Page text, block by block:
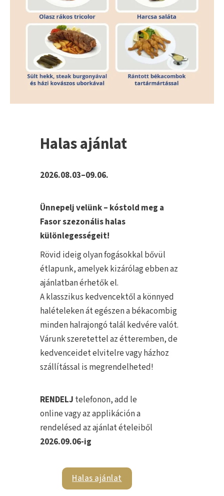
Halas ajánlat
2026.08.03–09.06.
Ünnepelj velünk – kóstold meg a
Fasor szezonális halas
különlegességeit!
Rövid ideig olyan fogásokkal bővül
étlapunk, amelyek kizárólag ebben az
ajánlatban érhetők el.
A klasszikus kedvencektől a könnyed
halételeken át egészen a békacombig
minden halrajongó talál kedvére valót.
Várunk szeretettel az étteremben, de
kedvenceidet elvitelre vagy házhoz
szállítással is megrendelheted!
RENDELJ telefonon, add le
online vagy az applikáción a
rendelésed az ajánlat ételeiből
2026.09.06-ig
Halas ajánlat